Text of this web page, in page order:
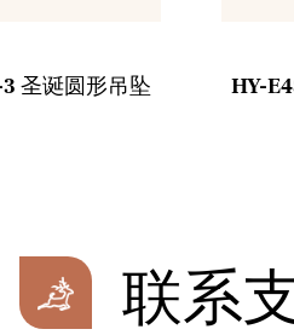
圣诞圆形吊坠 HY-
联系